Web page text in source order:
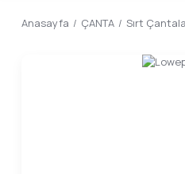
Anasayfa ÇANTA Sırt